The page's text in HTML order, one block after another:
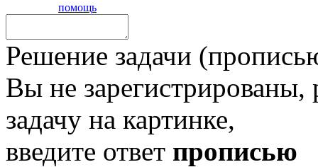
помощь
Решение задачи
Вы не
задачу на картинке,
введите ответ прописью